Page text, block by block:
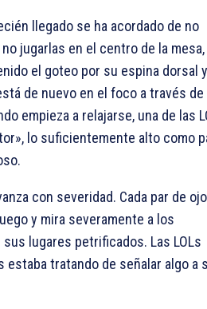
llegado se ha acordado de no
jugarlas en el centro de la mesa,
el goteo por su espina dorsal
de nuevo en el foco a través de
empieza a relajarse, una de las
lo suficientemente alto como
con severidad. Cada par de
y mira severamente a los
lugares petrificados. Las LOLs
estaba tratando de señalar algo a